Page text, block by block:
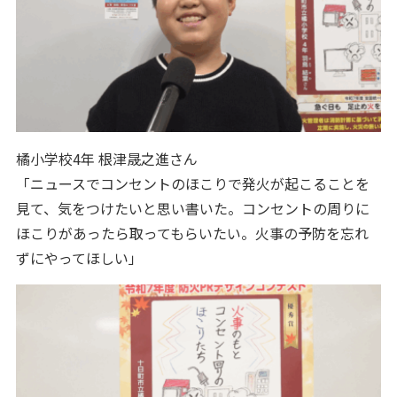
橘小学校4年 根津晟之進さん
「ニュースでコンセントのほこりで発火が起こることを
見て、気をつけたいと思い書いた。コンセントの周りに
ほこりがあったら取ってもらいたい。火事の予防を忘れ
ずにやってほしい」